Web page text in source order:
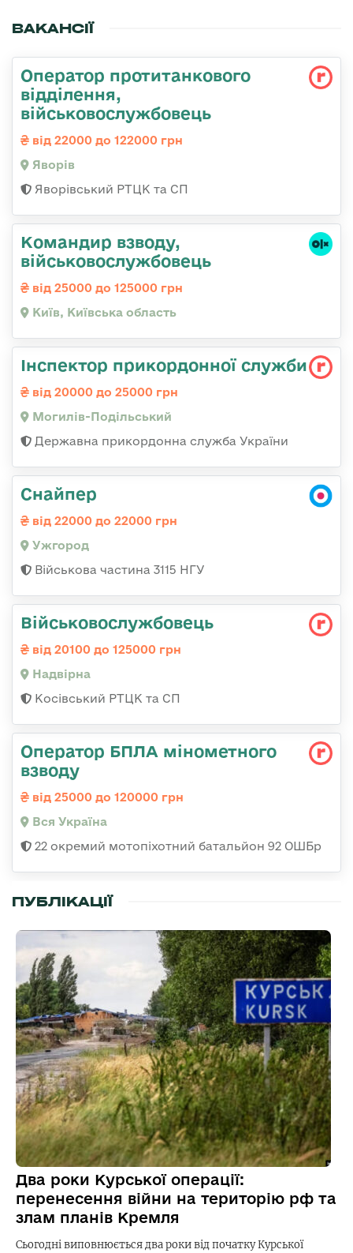
ВАКАНСІЇ
Оператор протитанкового
відділення,
військовослужбовець
від 22000 до 122000 грн
Яворів
Яворівський РТЦК та СП
Командир взводу,
військовослужбовець
від 25000 до 125000 грн
Київ, Київська область
Інспектор прикордонної служби
від 20000 до 25000 грн
Могилів-Подільський
Державна прикордонна служба України
Снайпер
від 22000 до 22000 грн
Ужгород
Військова частина 3115 НГУ
Військовослужбовець
від 20100 до 125000 грн
Надвірна
Косівський РТЦК та СП
Оператор БПЛА мінометного
взводу
від 25000 до 120000 грн
Вся Україна
22 окремий мотопіхотний батальйон 92 ОШБр
ПУБЛІКАЦІЇ
Два роки Курської операції:
перенесення війни на територію рф та
злам планів Кремля
Сьогодні виповнюється два роки від початку Курської